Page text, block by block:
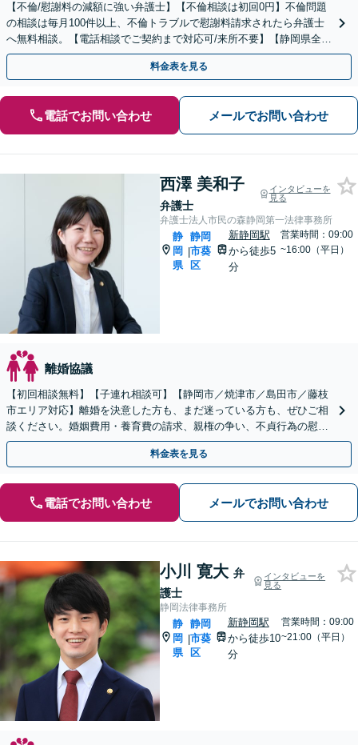
【不倫/慰謝料の減額に強い弁護士】【不倫相談は初回0円】不倫問題
の相談は毎月100件以上、不倫トラブルで慰謝料請求されたら弁護士
へ無料相談。【電話相談でご契約まで対応可/来所不要】【静岡県全域
対応】
料金表を見る
電話でお問い合わせ メールでお問い合わせ
西澤 美和子
弁護士
インタビューを
見る
弁護士法人市民の森静岡第一法律事務所
静
岡
県
|
静岡
市葵
区
新静岡駅
から徒歩5
分
営業時間：09:00
~16:00（平日）
離婚協議
【初回相談無料】【子連れ相談可】【静岡市／焼津市／島田市／藤枝
市エリア対応】離婚を決意した方も、まだ迷っている方も、ぜひご相
談ください。婚姻費用・養育費の請求、親権の争い、不貞行為の慰謝
料請求、離婚原因の有無、財産分与など
料金表を見る
電話でお問い合わせ メールでお問い合わせ
小川 寛大 弁
護士
インタビューを
見る
静岡法律事務所
静
岡
県
|
静岡
市葵
区
新静岡駅
から徒歩10
分
営業時間：09:00
~21:00（平日）